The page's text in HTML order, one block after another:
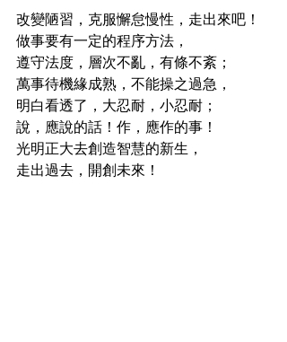
改變陋習，克服懈怠慢性，走出來吧！
做事要有一定的程序方法，
遵守法度，層次不亂，有條不紊；
萬事待機緣成熟，不能操之過急，
明白看透了，大忍耐，小忍耐；
說，應說的話！作，應作的事！
光明正大去創造智慧的新生，
走出過去，開創未來！